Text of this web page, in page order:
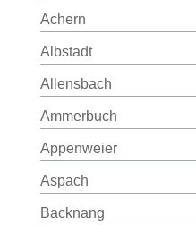
Achern
Albstadt
Allensbach
Ammerbuch
Appenweier
Aspach
Backnang